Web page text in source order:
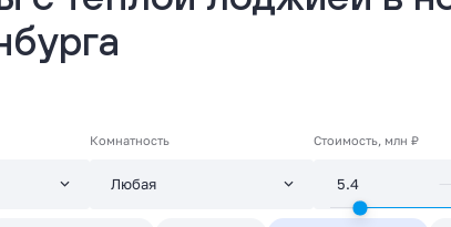
Комнатность Стоимость, млн ₽